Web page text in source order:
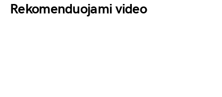
Rekomenduojami video